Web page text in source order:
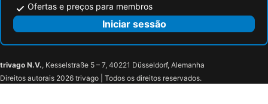
Ofertas e preços para membros
Iniciar sessão
trivago N.V., Kesselstraße 5 – 7, 40221 Düsseldorf, Alemanha
Direitos autorais 2026 trivago | Todos os direitos reservados.